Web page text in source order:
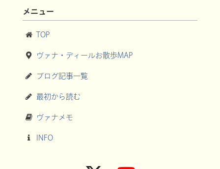
メニュー
TOP
ヴァナ・ディールお散歩MAP
ブログ記事一覧
最初から読む
ヴァナメモ
INFO